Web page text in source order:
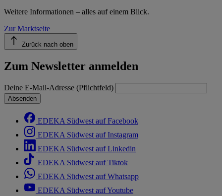
Weitere Informationen – alles auf einem Blick.
Zur Marktseite
Zurück nach oben
Zum Newsletter anmelden
Deine E-Mail-Adresse (Pflichtfeld)
Absenden
EDEKA Südwest auf Facebook
EDEKA Südwest auf Instagram
EDEKA Südwest auf Linkedin
EDEKA Südwest auf Tiktok
EDEKA Südwest auf Whatsapp
EDEKA Südwest auf Youtube